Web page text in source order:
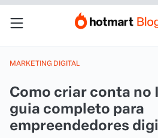
MARKETING DIGITAL
Como criar conta no
guia completo para
empreendedores